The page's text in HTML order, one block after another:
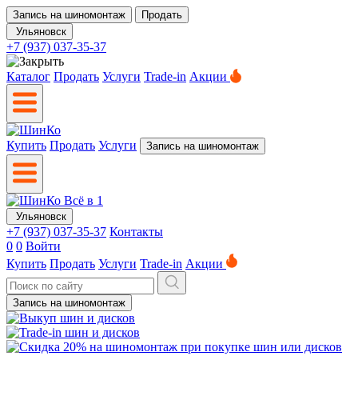
Запись на шиномонтаж
Продать
Ульяновск
+7 (937) 037-35-37
Каталог Продать Услуги Trade-in Акции
Купить Продать Услуги Запись на шиномонтаж
Ульяновск
+7 (937) 037-35-37 Контакты
0 0 Войти
Купить Продать Услуги Trade-in Акции
Запись на шиномонтаж